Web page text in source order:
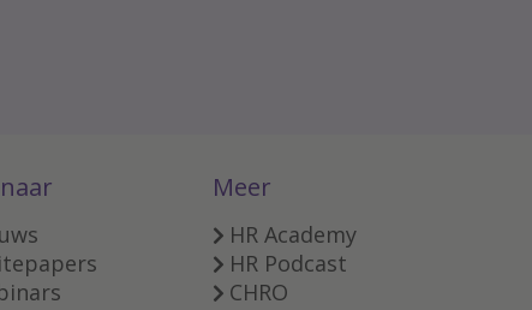
Meer
HR Academy
HR Podcast
CHRO